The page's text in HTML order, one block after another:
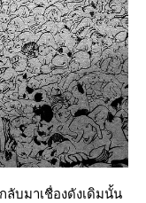
บมาเชื่องดังเดิมนั้น